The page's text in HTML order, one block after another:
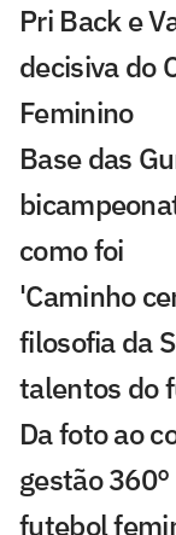
Pri Back e
decisiva do
Feminino
Base das
como foi
'Caminho
filosofia da
talentos do
Da foto ao
gestão
futebol